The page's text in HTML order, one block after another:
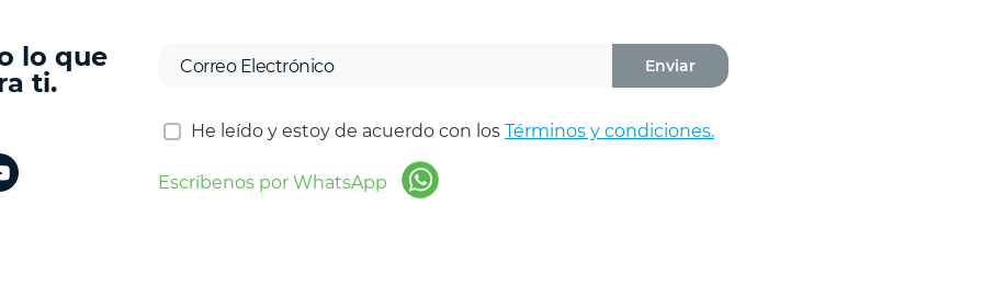
lo que
ti.
Enviar
He leído y estoy de acuerdo con los Términos y condiciones.
Escríbenos por WhatsApp